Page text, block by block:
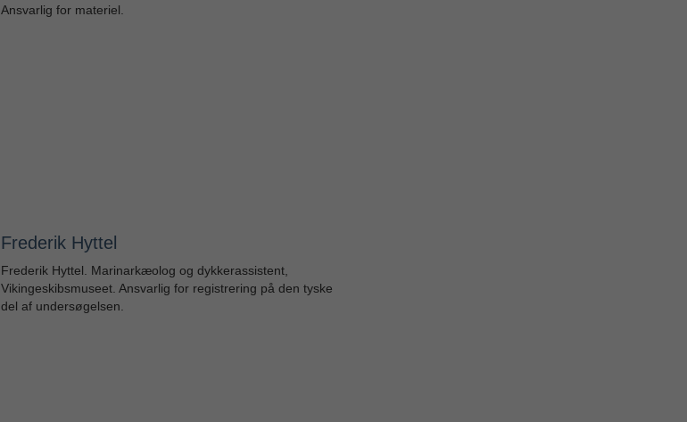
Ansvarlig for materiel.
Frederik Hyttel
Frederik Hyttel. Marinarkæolog og dykkerassistent,
Vikingeskibsmuseet. Ansvarlig for registrering på den tyske
del af undersøgelsen.